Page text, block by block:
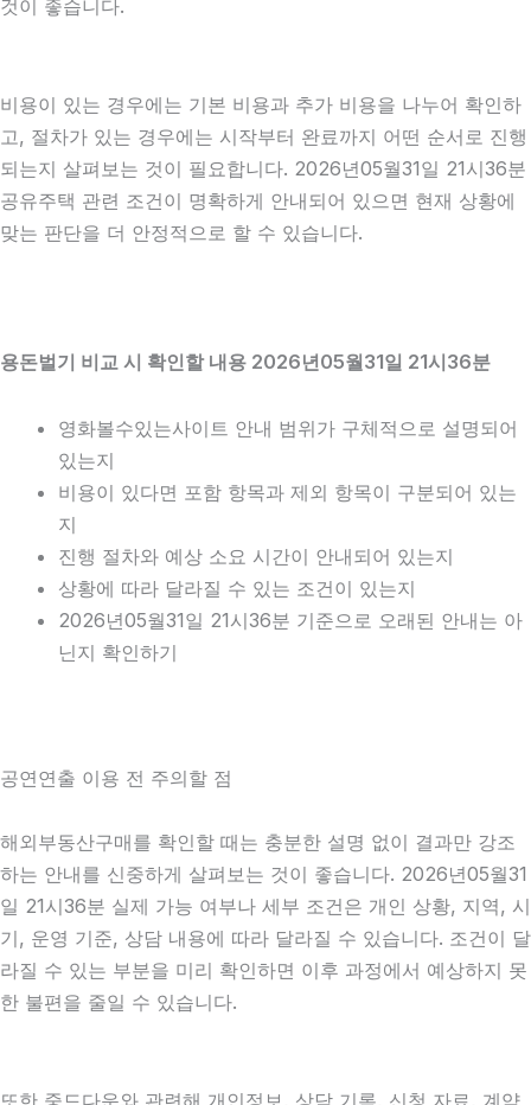
것이 좋습니다.
비용이 있는 경우에는 기본 비용과 추가 비용을 나누어 확인하
고, 절차가 있는 경우에는 시작부터 완료까지 어떤 순서로 진행
되는지 살펴보는 것이 필요합니다. 2026년05월31일 21시36분
공유주택 관련 조건이 명확하게 안내되어 있으면 현재 상황에
맞는 판단을 더 안정적으로 할 수 있습니다.
용돈벌기 비교 시 확인할 내용 2026년05월31일 21시36분
영화볼수있는사이트 안내 범위가 구체적으로 설명되어
있는지
비용이 있다면 포함 항목과 제외 항목이 구분되어 있는
지
진행 절차와 예상 소요 시간이 안내되어 있는지
상황에 따라 달라질 수 있는 조건이 있는지
2026년05월31일 21시36분 기준으로 오래된 안내는 아
닌지 확인하기
공연연출 이용 전 주의할 점
해외부동산구매를 확인할 때는 충분한 설명 없이 결과만 강조
하는 안내를 신중하게 살펴보는 것이 좋습니다. 2026년05월31
일 21시36분 실제 가능 여부나 세부 조건은 개인 상황, 지역, 시
기, 운영 기준, 상담 내용에 따라 달라질 수 있습니다. 조건이 달
라질 수 있는 부분을 미리 확인하면 이후 과정에서 예상하지 못
한 불편을 줄일 수 있습니다.
또한 중드다운와 관련해 개인정보, 상담 기록, 신청 자료, 계약